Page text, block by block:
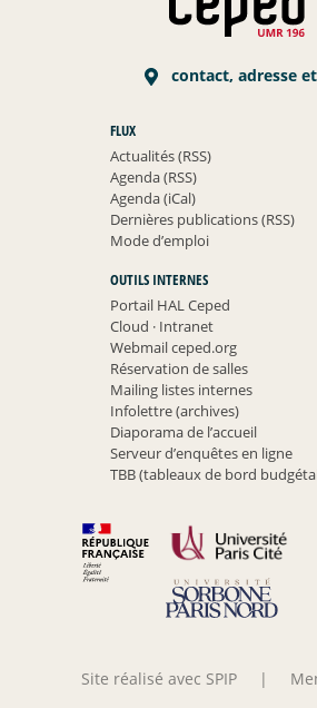
contact, adresse
FLUX
Actualités (RSS)
Agenda (RSS)
Agenda (iCal)
Dernières publications (RSS)
Mode d’emploi
OUTILS INTERNES
Portail HAL Ceped
Cloud ·Intranet
Webmail ceped.org
Réservation de salles
Mailing listes internes
Infolettre (archives)
Diaporama de l’accueil
Serveur d’enquêtes en ligne
TBB (tableaux de bord
Site réalisé avec SPIP |